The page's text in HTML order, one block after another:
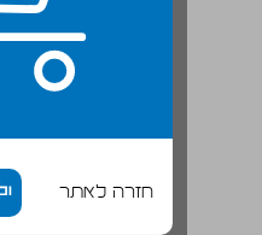
חזרה לאתר